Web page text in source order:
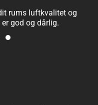
rums luftkvalitet og
god og dårlig.